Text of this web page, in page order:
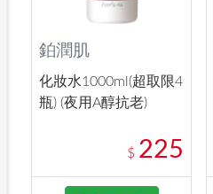
鉑潤肌
化妝水1000ml(超取限4
瓶) (夜用A醇抗老)
$ 225